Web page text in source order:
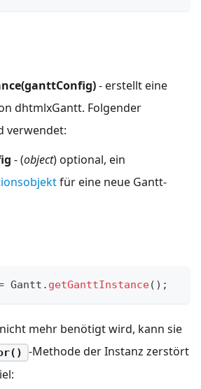
- erstellt eine
dhtmlxGantt. Folgender
verwendet:
- (object) optional, ein
für eine neue Gantt-
Gantt . getGanttInstance( ) ;
mehr benötigt wird, kann sie
-Methode der Instanz zerstört